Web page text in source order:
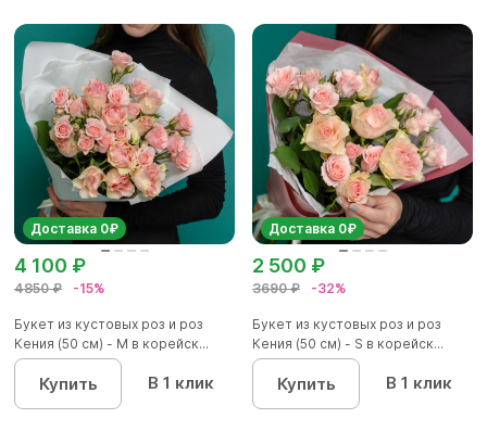
Доставка 0₽
4850 ₽ -15%
4 100 ₽
Букет из кустовых роз и роз
Кения (50 см) - М в корейск...
Купить В 1 клик
Доставка 0₽
3690 ₽ -32%
2 500 ₽
Букет из кустовых роз и роз
Кения (50 см) - S в корейск...
Купить В 1 клик